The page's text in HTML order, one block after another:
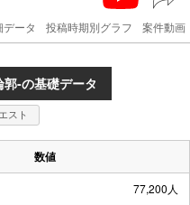
データ 投稿時期別グラフ 案件動画
-の基礎データ
スト
数値
77,200人